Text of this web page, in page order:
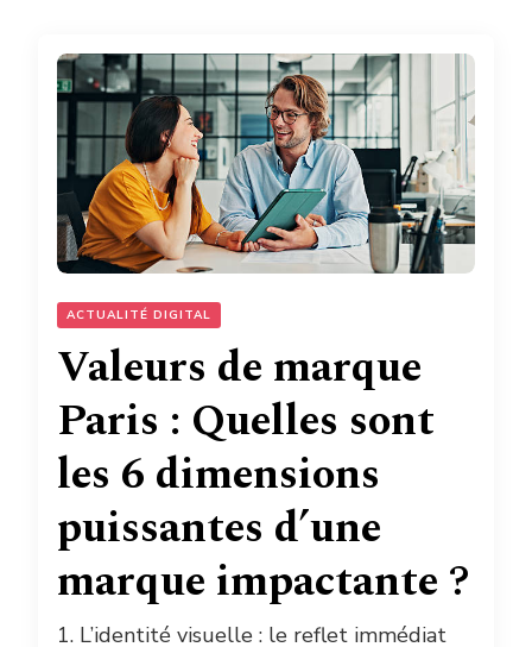
ACTUALITÉ DIGITAL
Valeurs de marque
Paris : Quelles sont
les 6 dimensions
puissantes d’une
marque impactante ?
1. L’identité visuelle : le reflet immédiat